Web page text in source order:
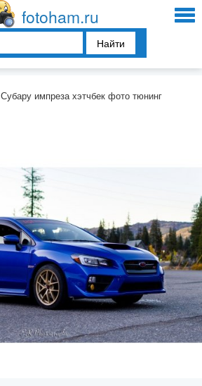
fotoham.ru
Найти
Субару импреза хэтчбек фото тюнинг